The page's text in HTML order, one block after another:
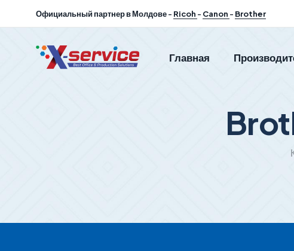
Официальный партнер в Молдове - Ricoh - Canon - Brother
Главная